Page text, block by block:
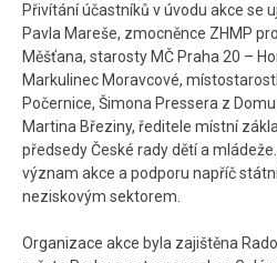
Přivítání účastníků v úvodu akce se
Pavla Mareše, zmocněnce ZHMP
Měšťana, starosty MČ Praha 20 –
Markulinec Moravcové,
Počernice, Šimona Pressera z
Martina Březiny, ředitele místní
předsedy České rady dětí a
význam akce a podporu napříč
neziskovým sektorem.
Organizace akce byla zajištěna